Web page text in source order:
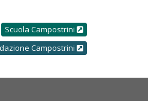
Scuola Campostrini
Campostrini